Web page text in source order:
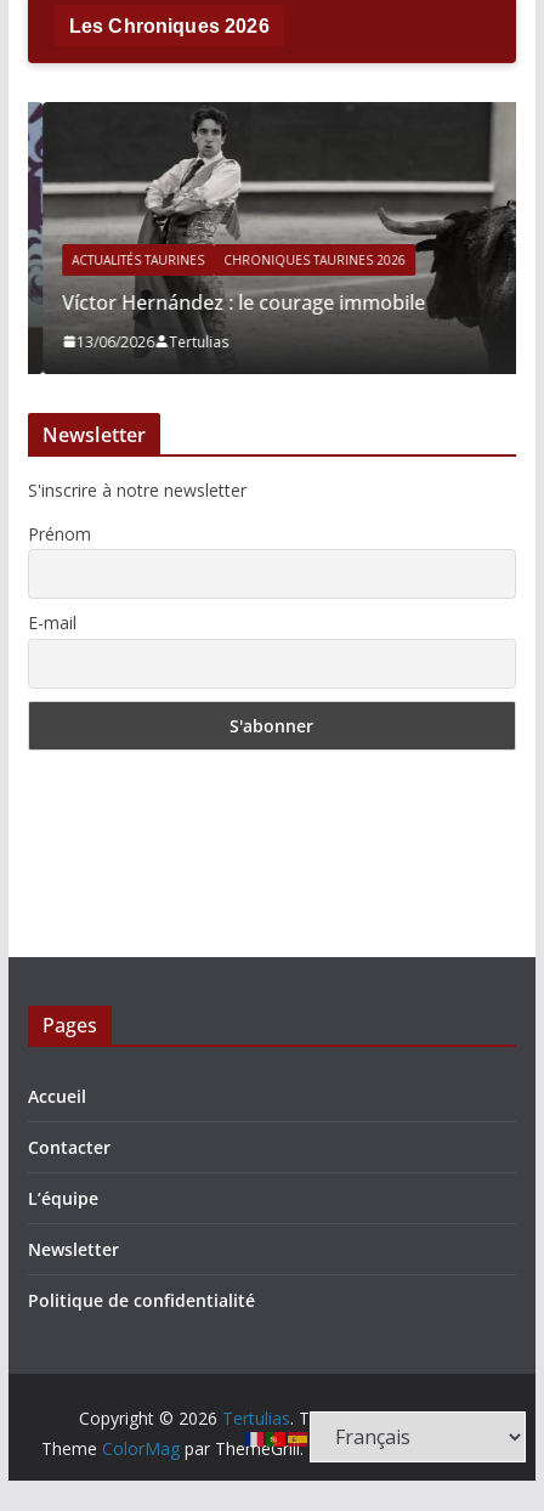
Les Chroniques 2026
ACTUALITÉS TAURINES CHRONIQUES TAURINES 2026
Víctor Hernández : le courage immobile
13/06/2026 Tertulias
Newsletter
S'inscrire à notre newsletter
Prénom
E-mail
Pages
Accueil
Contacter
L’équipe
Newsletter
Politique de confidentialité
Copyright © 2026 Tertulias. Tous droits réservés.
Theme ColorMagpar ThemeGrill. Propulsé par